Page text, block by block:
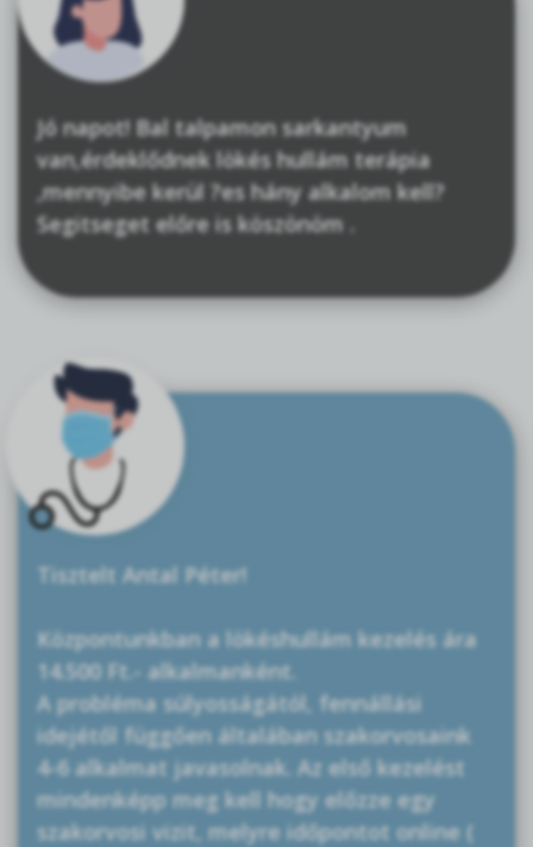
Jó napot! Bal talpamon sarkantyum
van,érdeklődnek lökés hullám terápia
,mennyibe kerül ?es hány alkalom kell?
Segitseget előre is köszönöm .
Tisztelt Antal Péter!
Központunkban a lökéshullám kezelés ára
14.500 Ft.- alkalmanként.
A probléma súlyosságától, fennállási
idejétől függően általában szakorvosaink
4-6 alkalmat javasolnak. Az első kezelést
mindenképp meg kell hogy előzze egy
szakorvosi vizit, melyre időpontot online (